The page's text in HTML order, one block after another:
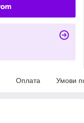
Оплата Умови